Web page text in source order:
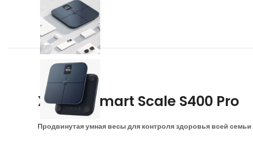
Xiaomi Smart Scale S400 Pro
Продвинутая умная весы для контроля здоровья всей семьи